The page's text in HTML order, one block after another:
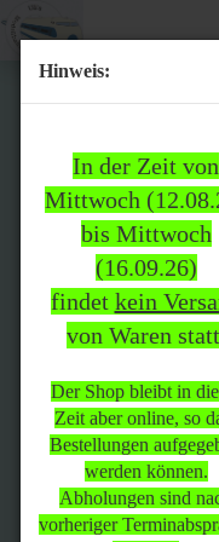
Hinweis:
In der Zeit von
Mittwoch
bis Mittwoch
(16.09.26)
findet kein
von Waren
Der Shop bleibt in
Zeit aber online, so
Bestellungen
werden können.
Abholungen sind
vorheriger
Bitte
In der Zeit von Mittwoch
(12.08.26) bis Mittwoch
(16.09.26)
statt.
Der Shop bleibt in dieser
aber online, so dass
Bestellungen aufgegeben
werden können.